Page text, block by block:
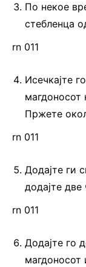
По некое
стебленца
rn 011
Исечкајте
магдоносот
Пржете
rn 011
Додајте ги
додајте
rn 011
Додајте го
магдоносот